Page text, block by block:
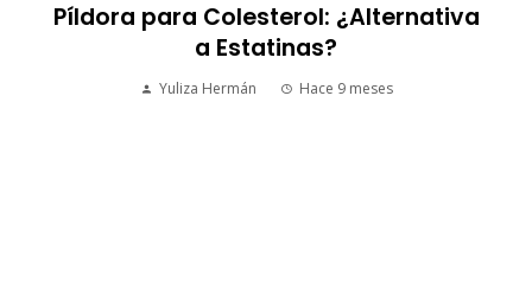
Píldora para Colesterol: ¿Alternativa
a Estatinas?
Yuliza Hermán Hace 9 meses